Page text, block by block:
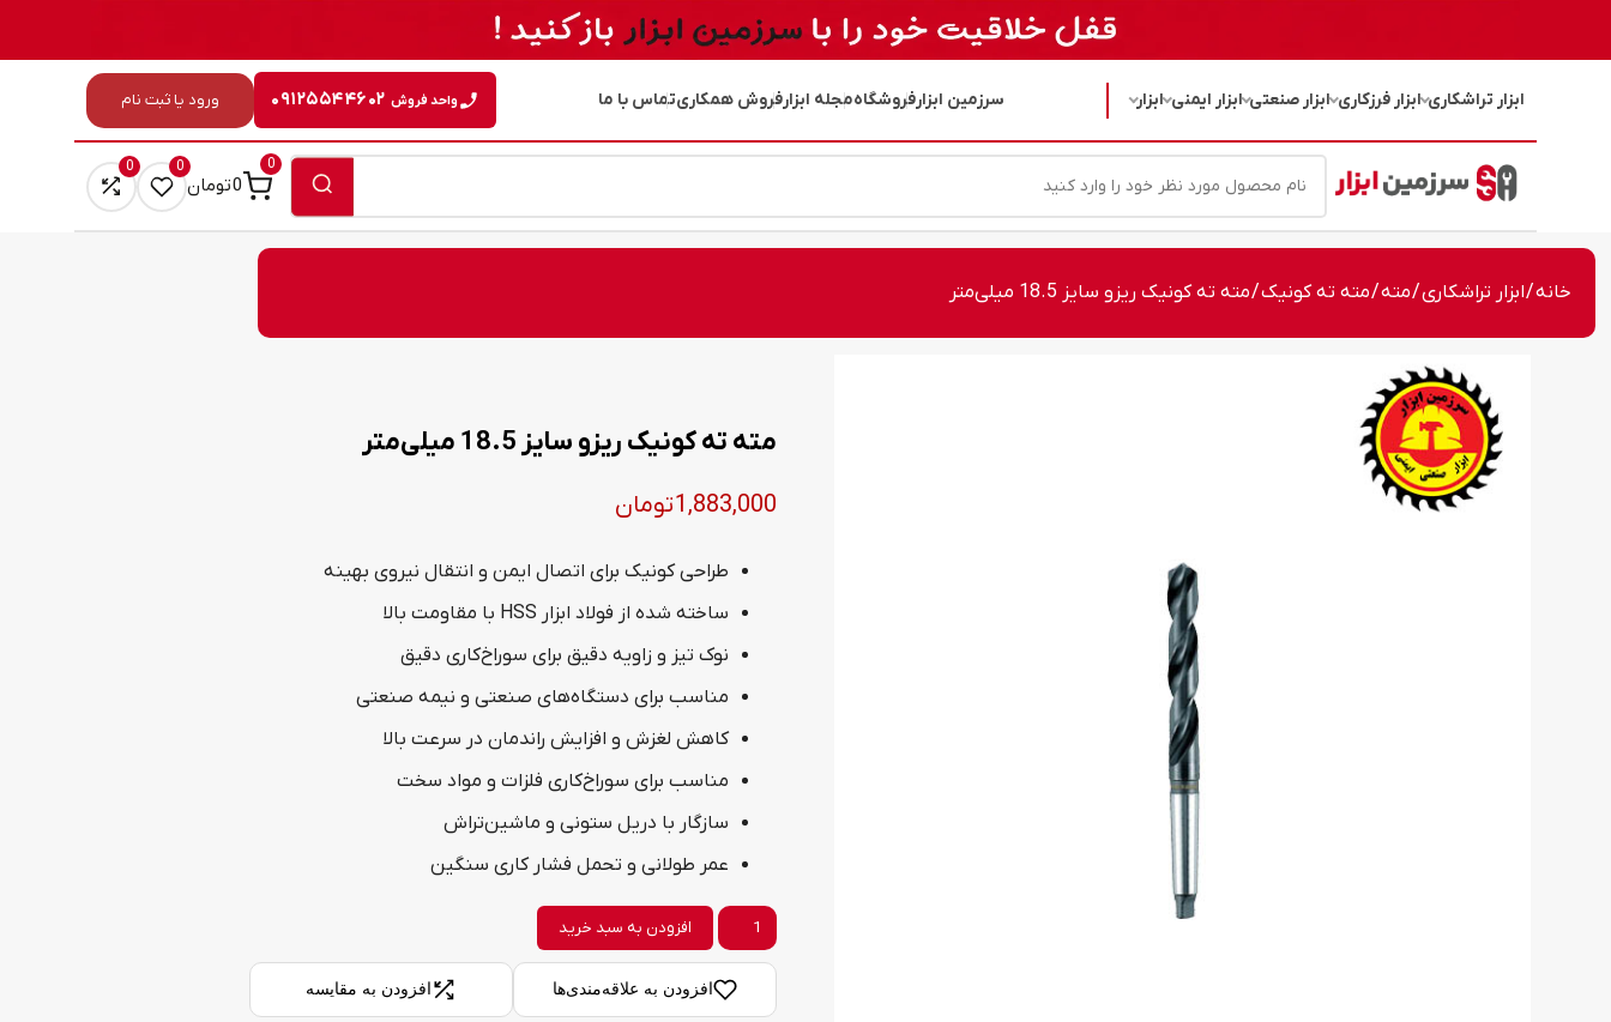
ابزار تراشکاری ابزار فرزکاری ابزار صنعتی ابزار ایمنی ابزار سرزمین ابزارفروشگاهمجله ابزارفروش همکاریتماس با ما ۰۹۱۲۵۵۴۴۶۰۲ واحد فروش ورود یا ثبت نام
0
0تومان
0
0
خانه/ابزار تراشکاری/مته/مته ته کونیک/ مته ته کونیک ریزو سایز 18.5 میلی‌متر
مته ته کونیک ریزو سایز 18.5 میلی‌متر
1,883,000تومان
طراحی کونیک برای اتصال ایمن و انتقال نیروی بهینه
ساخته شده از فولاد ابزار HSS با مقاومت بالا
نوک تیز و زاویه دقیق برای سوراخ‌کاری دقیق
مناسب برای دستگاه‌های صنعتی و نیمه صنعتی
کاهش لغزش و افزایش راندمان در سرعت بالا
مناسب برای سوراخ‌کاری فلزات و مواد سخت
سازگار با دریل ستونی و ماشین‌تراش
عمر طولانی و تحمل فشار کاری سنگین
مته
ته
کونیک
افزودن به سبد خرید
افزودن به علاقه‌مندی‌ها افزودن به مقایسه